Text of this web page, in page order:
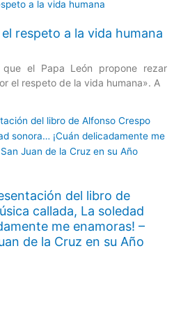
respeto a la vida humana
el Papa León propone rezar
el respeto de la vida humana». A
del libro de
callada, La soledad
me enamoras! –
de la Cruz en su Año